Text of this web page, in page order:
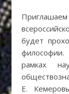
Приглашаем вас принять участие в работе
будет
рамках
Е.